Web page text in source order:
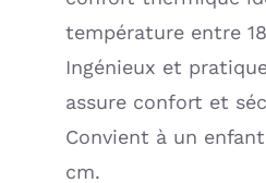
température entre
Ingénieux et
assure confort et
Convient à un
cm.